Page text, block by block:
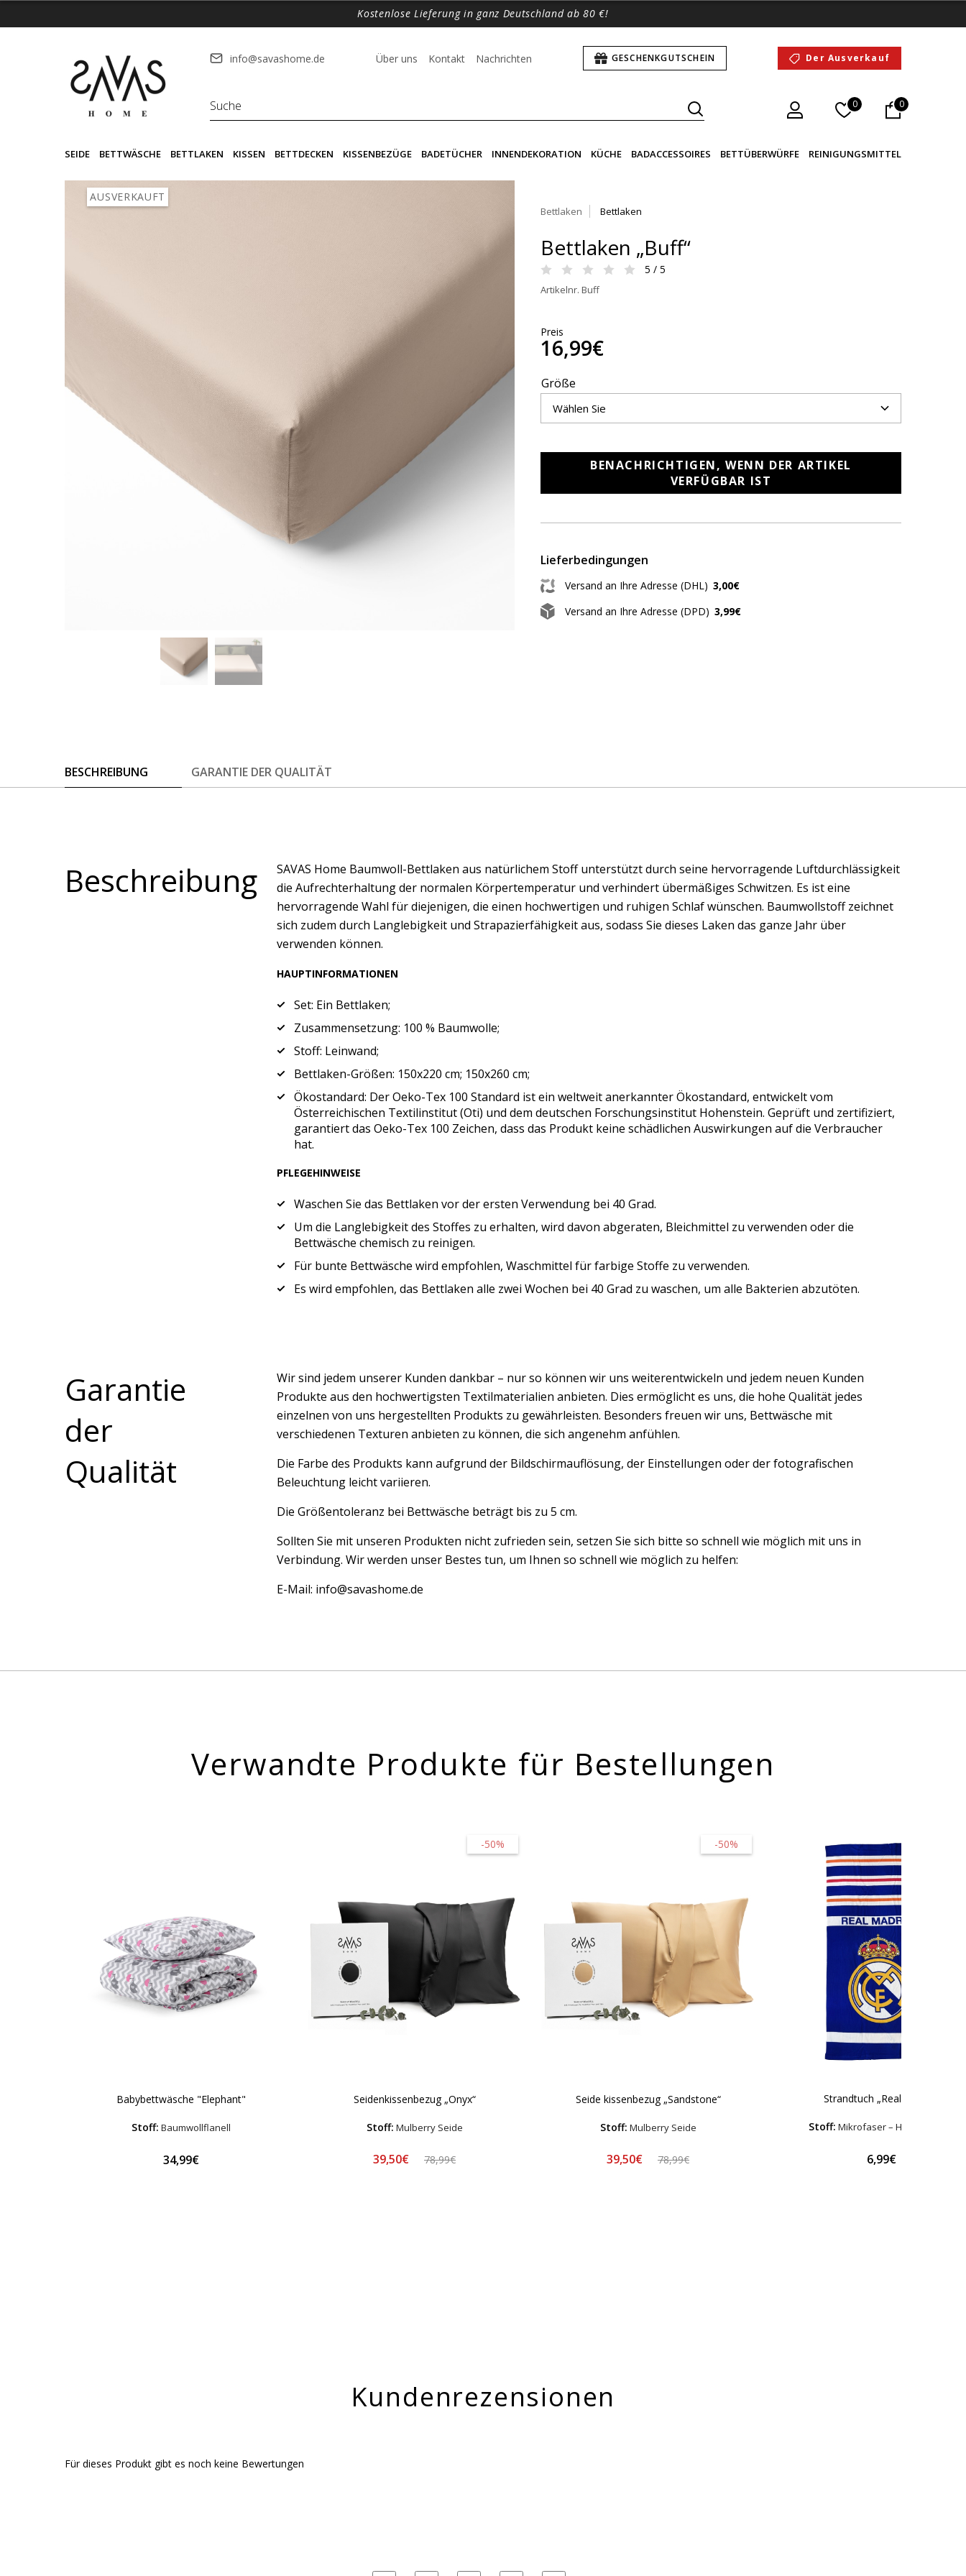
Kostenlose Lieferung in ganz Deutschland ab 80 €!
info@savashome.de Über uns Kontakt Nachrichten GESCHENKGUTSCHEIN Der Ausverkauf
0 0
SEIDE BETTWÄSCHE BETTLAKEN KISSEN BETTDECKEN KISSENBEZÜGE BADETÜCHER INNENDEKORATION KÜCHE BADACCESSOIRES BETTÜBERWÜRFE REINIGUNGSMITTEL
AUSVERKAUFT
Bettlaken Bettlaken
Bettlaken „Buff“
5 / 5
Artikelnr. Buff
Preis
16,99€
Größe
BENACHRICHTIGEN, WENN DER ARTIKEL
VERFÜGBAR IST
Lieferbedingungen
Versand an Ihre Adresse (DHL) 3,00€
Versand an Ihre Adresse (DPD) 3,99€
BESCHREIBUNG GARANTIE DER QUALITÄT
Beschreibung
SAVAS Home Baumwoll-Bettlaken aus natürlichem Stoff unterstützt durch seine hervorragende Luftdurchlässigkeit
die Aufrechterhaltung der normalen Körpertemperatur und verhindert übermäßiges Schwitzen. Es ist eine
hervorragende Wahl für diejenigen, die einen hochwertigen und ruhigen Schlaf wünschen. Baumwollstoff zeichnet
sich zudem durch Langlebigkeit und Strapazierfähigkeit aus, sodass Sie dieses Laken das ganze Jahr über
verwenden können.
HAUPTINFORMATIONEN
Set: Ein Bettlaken;
Zusammensetzung: 100 % Baumwolle;
Stoff: Leinwand;
Bettlaken-Größen: 150x220 cm; 150x260 cm;
Ökostandard: Der Oeko-Tex 100 Standard ist ein weltweit anerkannter Ökostandard, entwickelt vom
Österreichischen Textilinstitut (Oti) und dem deutschen Forschungsinstitut Hohenstein. Geprüft und zertifiziert,
garantiert das Oeko-Tex 100 Zeichen, dass das Produkt keine schädlichen Auswirkungen auf die Verbraucher
hat.
PFLEGEHINWEISE
Waschen Sie das Bettlaken vor der ersten Verwendung bei 40 Grad.
Um die Langlebigkeit des Stoffes zu erhalten, wird davon abgeraten, Bleichmittel zu verwenden oder die
Bettwäsche chemisch zu reinigen.
Für bunte Bettwäsche wird empfohlen, Waschmittel für farbige Stoffe zu verwenden.
Es wird empfohlen, das Bettlaken alle zwei Wochen bei 40 Grad zu waschen, um alle Bakterien abzutöten.
Garantie
der
Qualität
Wir sind jedem unserer Kunden dankbar – nur so können wir uns weiterentwickeln und jedem neuen Kunden
Produkte aus den hochwertigsten Textilmaterialien anbieten. Dies ermöglicht es uns, die hohe Qualität jedes
einzelnen von uns hergestellten Produkts zu gewährleisten. Besonders freuen wir uns, Bettwäsche mit
verschiedenen Texturen anbieten zu können, die sich angenehm anfühlen.
Die Farbe des Produkts kann aufgrund der Bildschirmauflösung, der Einstellungen oder der fotografischen
Beleuchtung leicht variieren.
Die Größentoleranz bei Bettwäsche beträgt bis zu 5 cm.
Sollten Sie mit unseren Produkten nicht zufrieden sein, setzen Sie sich bitte so schnell wie möglich mit uns in
Verbindung. Wir werden unser Bestes tun, um Ihnen so schnell wie möglich zu helfen:
E-Mail: info@savashome.de
Verwandte Produkte für Bestellungen
Babybettwäsche "Elephant"
Stoff: Baumwollflanell
34,99€
-50%
Seidenkissenbezug „Onyx“
Stoff: Mulberry Seide
39,50€ 78,99€
-50%
Seide kissenbezug „Sandstone“
Stoff: Mulberry Seide
39,50€ 78,99€
Strandtuch „Real Madrid“
Stoff: Mikrofaser – Hypoallergen
6,99€
Kundenrezensionen
Für dieses Produkt gibt es noch keine Bewertungen